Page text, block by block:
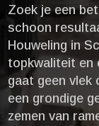
Zoek je een
schoon
Houweling in
topkwaliteit en
gaat geen vlek
een grondige
zemen van